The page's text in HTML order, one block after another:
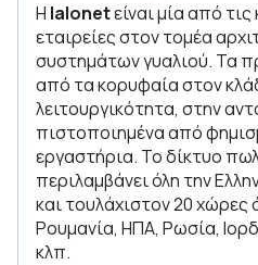
H Ialonetείναι μία από
εταιρείες στον τομέα
συστημάτων γυαλιού. Τα
από τα κορυφαία στον
λειτουργικότητα, στην
πιστοποιημένα από
εργαστήρια. Το δίκτυο
περιλαμβάνει όλη την
και τουλάχιστον 20
Ρουμανία, ΗΠΑ, Ρωσία,
κλπ.